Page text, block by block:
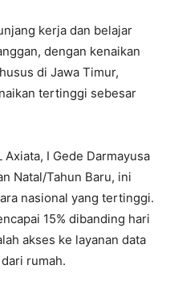
kerja dan belajar
dengan kenaikan
di Jawa Timur,
tertinggi sebesar
I Gede Darmayusa
Natal/Tahun Baru, ini
nasional yang tertinggi.
15% dibanding hari
akses ke layanan data
rumah.